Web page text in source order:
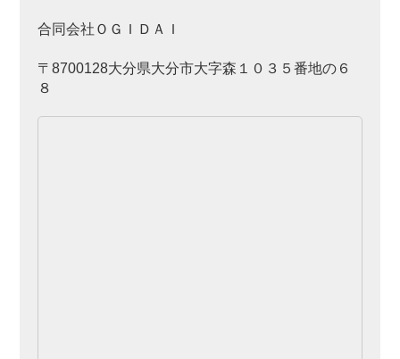
合同会社ＯＧＩＤＡＩ
〒8700128大分県大分市大字森１０３５番地の６
８